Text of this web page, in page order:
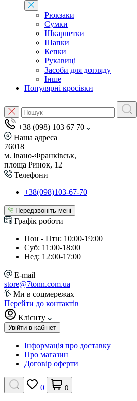
Рюкзаки
Сумки
Шкарпетки
Шапки
Кепки
Рукавиці
Засоби для догляду
Інше
Популярні кросівки
+38 (098) 103 67 70
Наша адреса
76018
м. Івано-Франківськ,
площа Ринок, 12
Телефони
+38(098)103-67-70
Передзвоніть мені
Графік роботи
Пон - Птн: 10:00-19:00
Суб: 11:00-18:00
Нед: 12:00-17:00
E-mail
store@7tonn.com.ua
Ми в соцмережах
Перейти до контактів
Клієнту
Увійти в кабінет
Інформація про доставку
Про магазин
Договір оферти
0 0